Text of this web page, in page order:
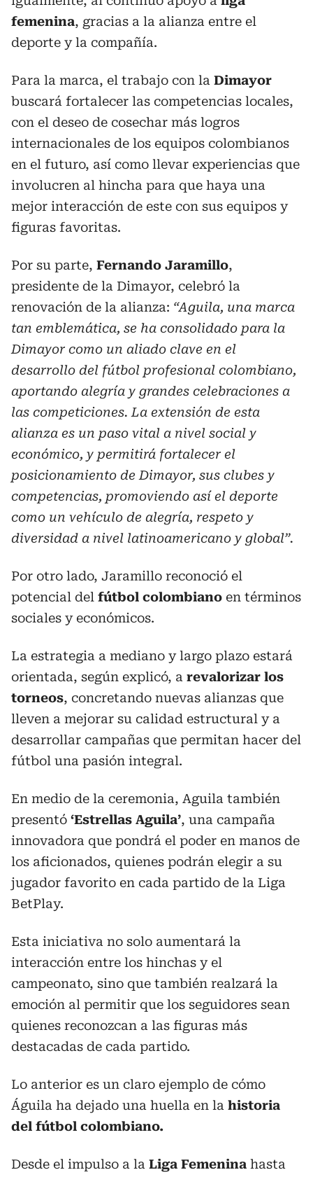
femenina, gracias a la alianza entre el
deporte y la compañía.
Para la marca, el trabajo con la Dimayor
buscará fortalecer las competencias locales,
con el deseo de cosechar más logros
internacionales de los equipos colombianos
en el futuro, así como llevar experiencias que
involucren al hincha para que haya una
mejor interacción de este con sus equipos y
figuras favoritas.
Por su parte, Fernando Jaramillo,
presidente de la Dimayor, celebró la
renovación de la alianza: “Aguila, una marca
tan emblemática, se ha consolidado para la
Dimayor como un aliado clave en el
desarrollo del fútbol profesional colombiano,
aportando alegría y grandes celebraciones a
las competiciones. La extensión de esta
alianza es un paso vital a nivel social y
económico, y permitirá fortalecer el
posicionamiento de Dimayor, sus clubes y
competencias, promoviendo así el deporte
como un vehículo de alegría, respeto y
diversidad a nivel latinoamericano y global”.
Por otro lado, Jaramillo reconoció el
potencial del fútbol colombiano en términos
sociales y económicos.
La estrategia a mediano y largo plazo estará
orientada, según explicó, a revalorizar los
torneos, concretando nuevas alianzas que
lleven a mejorar su calidad estructural y a
desarrollar campañas que permitan hacer del
fútbol una pasión integral.
En medio de la ceremonia, Aguila también
presentó ‘Estrellas Aguila’, una campaña
innovadora que pondrá el poder en manos de
los aficionados, quienes podrán elegir a su
jugador favorito en cada partido de la Liga
BetPlay.
Esta iniciativa no solo aumentará la
interacción entre los hinchas y el
campeonato, sino que también realzará la
emoción al permitir que los seguidores sean
quienes reconozcan a las figuras más
destacadas de cada partido.
Lo anterior es un claro ejemplo de cómo
Águila ha dejado una huella en la historia
del fútbol colombiano.
Desde el impulso a la Liga Femenina hasta